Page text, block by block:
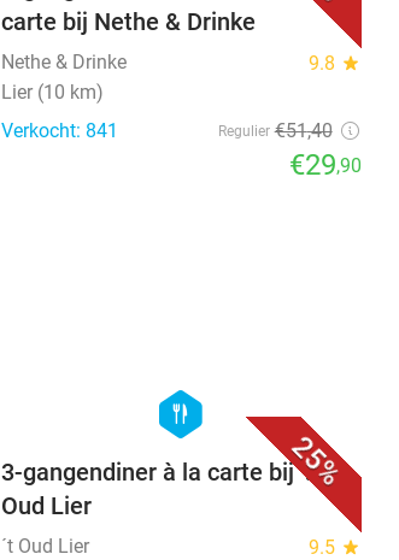
carte bij Nethe & Drinke
Nethe & Drinke 9.8 star
Lier (10 km)
Verkocht: 841
Regulier €51,40
€29,90
25%
hexagon
food
3-gangendiner à la carte bij 't
Oud Lier
´t Oud Lier 9.5 star